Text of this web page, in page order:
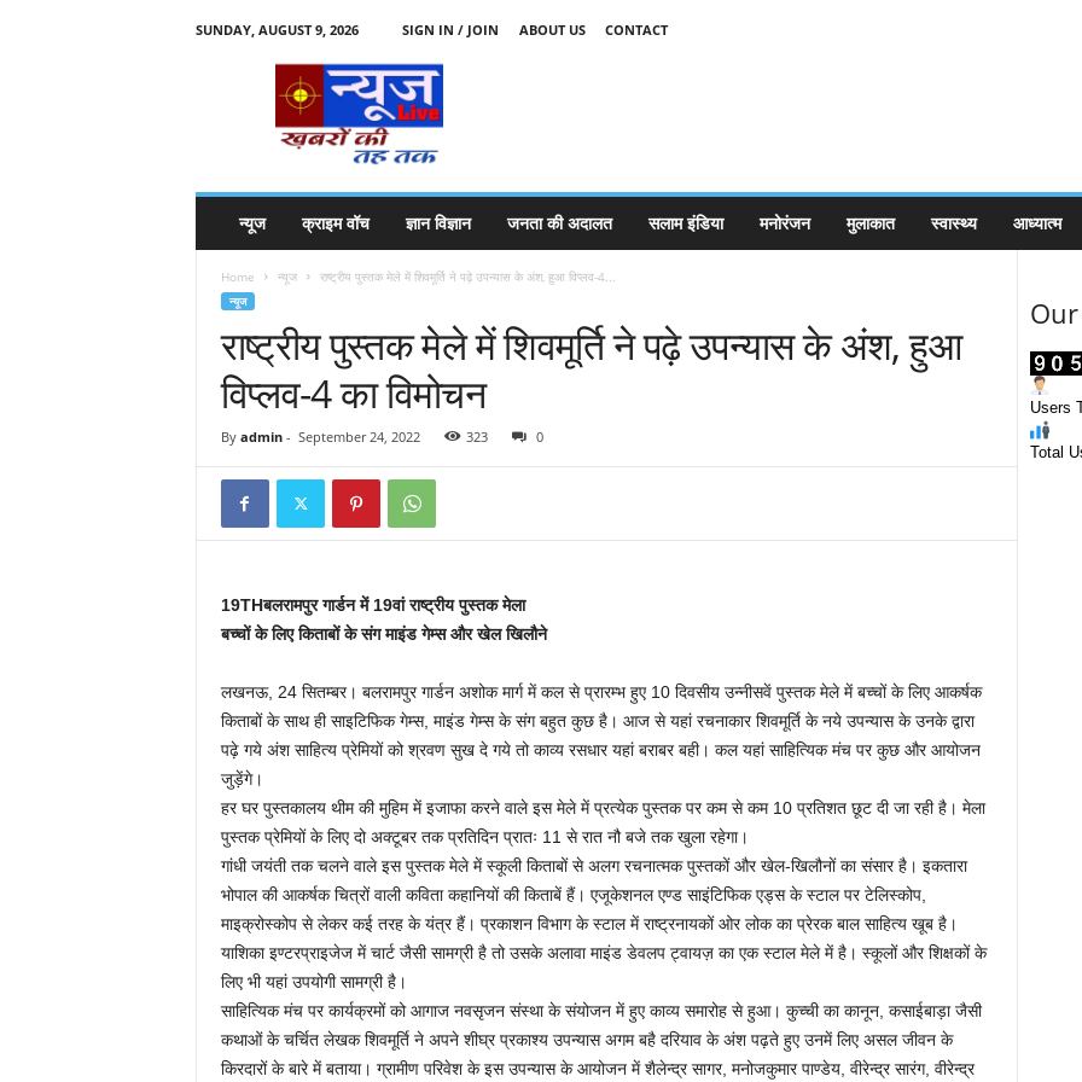
SUNDAY, AUGUST 9, 2026 SIGN IN / JOIN ABOUT US
CONTACT
न्यूज क्राइम वॉच ज्ञान विज्ञान जनता की अदालत सलाम इंडिया मनोरंजन मुलाकात स्वास्थ्य आध्यात्म
Home न्यूज राष्ट्रीय पुस्तक मेले में शिवमूर्ति ने पढ़े उपन्यास के अंश, हुआ विप्लव-4...
न्यूज
राष्ट्रीय पुस्तक मेले में शिवमूर्ति ने पढ़े उपन्यास के अंश, हुआ
विप्लव-4 का विमोचन
By admin- September 24, 2022 323 0
19THबलरामपुर गार्डन में 19वां राष्ट्रीय पुस्तक मेला
बच्चों के लिए किताबों के संग माइंड गेम्स और खेल खिलौने
लखनऊ, 24 सितम्बर। बलरामपुर गार्डन अशोक मार्ग में कल से प्रारम्भ हुए 10 दिवसीय उन्नीसवें पुस्तक मेले में बच्चों के लिए आकर्षक
किताबों के साथ ही साइटिफिक गेम्स, माइंड गेम्स के संग बहुत कुछ है। आज से यहां रचनाकार शिवमूर्ति के नये उपन्यास के उनके द्वारा
पढ़े गये अंश साहित्य प्रेमियों को श्रवण सुख दे गये तो काव्य रसधार यहां बराबर बही। कल यहां साहित्यिक मंच पर कुछ और आयोजन
जुड़ेंगे।
हर घर पुस्तकालय थीम की मुहिम में इजाफा करने वाले इस मेले में प्रत्येक पुस्तक पर कम से कम 10 प्रतिशत छूट दी जा रही है। मेला
पुस्तक प्रेमियों के लिए दो अक्टूबर तक प्रतिदिन प्रातः 11 से रात नौ बजे तक खुला रहेगा।
गांधी जयंती तक चलने वाले इस पुस्तक मेले में स्कूली किताबों से अलग रचनात्मक पुस्तकों और खेल-खिलौनों का संसार है। इकतारा
भोपाल की आकर्षक चित्रों वाली कविता कहानियों की किताबें हैं। एजूकेशनल एण्ड साइंटिफिक एड्स के स्टाल पर टेलिस्कोप,
माइक्रोस्कोप से लेकर कई तरह के यंत्र हैं। प्रकाशन विभाग के स्टाल में राष्ट्रनायकों ओर लोक का प्रेरक बाल साहित्य खूब है।
याशिका इण्टरप्राइजेज में चार्ट जैसी सामग्री है तो उसके अलावा माइंड डेवलप ट्वायज़ का एक स्टाल मेले में है। स्कूलों और शिक्षकों के
लिए भी यहां उपयोगी सामग्री है।
साहित्यिक मंच पर कार्यक्रमों को आगाज नवसृजन संस्था के संयोजन में हुए काव्य समारोह से हुआ। कुच्ची का कानून, कसाईबाड़ा जैसी
कथाओं के चर्चित लेखक शिवमूर्ति ने अपने शीघ्र प्रकाश्य उपन्यास अगम बहै दरियाव के अंश पढ़ते हुए उनमें लिए असल जीवन के
किरदारों के बारे में बताया। ग्रामीण परिवेश के इस उपन्यास के आयोजन में शैलेन्द्र सागर, मनोजकुमार पाण्डेय, वीरेन्द्र सारंग, वीरेन्द्र
Users
Total